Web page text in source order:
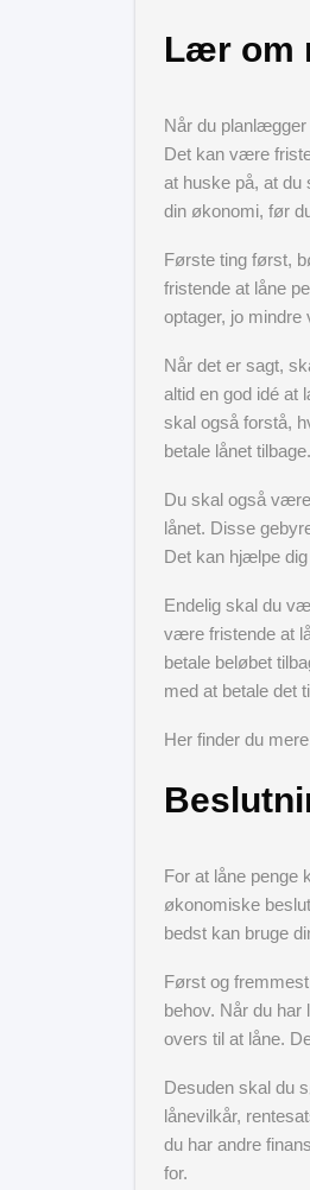
Lær om
Når du planlægger
Det kan være
at huske på, at du
din økonomi, før
Første ting først,
fristende at låne
optager, jo mindre
Når det er sagt,
altid en god idé at
skal også forstå,
betale lånet tilbage.
Du skal også
lånet. Disse
Det kan hjælpe
Endelig skal du
være fristende at
betale beløbet
med at betale det
Her finder du
For at låne penge
økonomiske
bedst kan bruge
Først og
behov. Når du har
overs til at låne.
Desuden skal du
lånevilkår,
du har andre
for.